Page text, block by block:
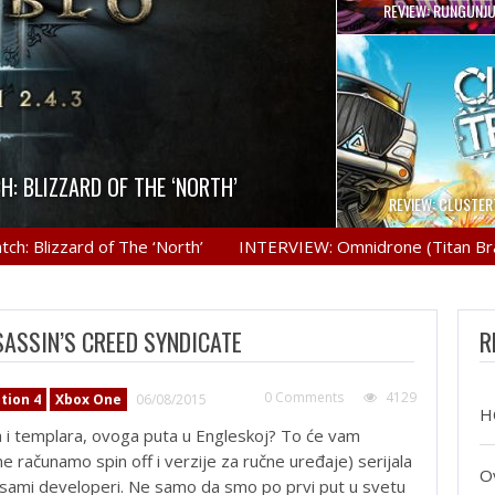
ZERO DAWN
Earth. Year, unknown. A bleak
had survived, bereft of…
BLIZZARD OF THE ‘NORTH’
damn-well know that Blizzard has
Diablo 3…
GAMING MOUSE
gaming mice have been really
have gone more…
thing…
REVIEW:
REVIEW:
of The ‘North’ INTERVIEW: Omnidrone (Titan Brawl)
CREED SYNDICATE
4 Xbox One 06/08/2015 0 Comments 4129
templara, ovoga puta u Engleskoj? To će vam
računamo spin off i verzije za ručne uređaje) serijala
developeri. Ne samo da smo po prvi put u svetu